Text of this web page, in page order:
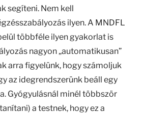
segíteni. Nem kell
ilyen. A MNDFL
többféle ilyen gyakorlat is
nagyon „automatikusan”
arra figyelünk, hogy számoljuk
az idegrendszerünk beáll egy
Gyógyulásnál minél többször
a testnek, hogy ez a